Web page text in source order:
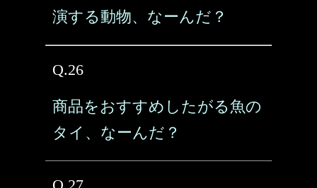
演する動物、なーんだ？
Q.26
商品をおすすめしたがる魚の
タイ、なーんだ？